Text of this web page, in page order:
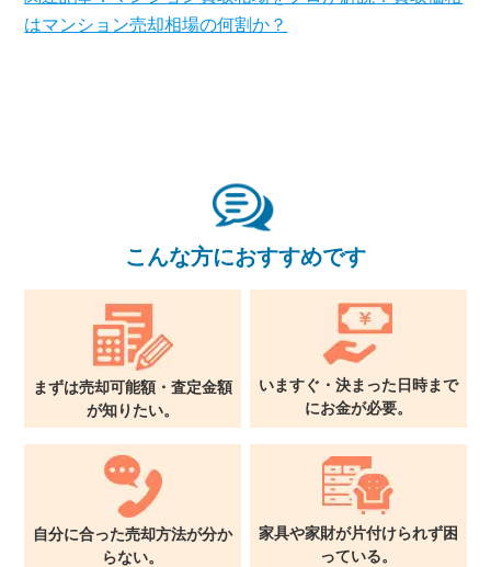
東京本社 0120-900-881
はマンション売却相場の何割か？
こんな方におすすめです
まずは売却可能額・査定金額
が知りたい。
いますぐ・決まった日時まで
にお金が必要。
自分に合った売却方法が分か
らない。
家具や家財が片付けられず困
っている。